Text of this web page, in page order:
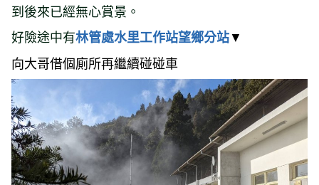
到後來已經無心賞景。
好險途中有林管處水里工作站望鄉分站▼
向大哥借個廁所再繼續碰碰車